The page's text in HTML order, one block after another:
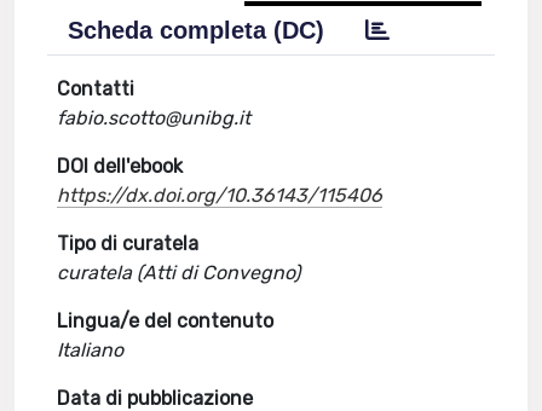
Scheda completa (DC)
Contatti
fabio.scotto@unibg.it
DOI dell'ebook
https://dx.doi.org/10.36143/115406
Tipo di curatela
curatela (Atti di Convegno)
Lingua/e del contenuto
Italiano
Data di pubblicazione